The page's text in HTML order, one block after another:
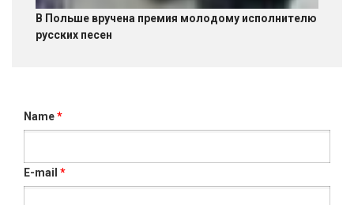
В Польше вручена премия молодому исполнителю
русских песен
Name*
E-mail *